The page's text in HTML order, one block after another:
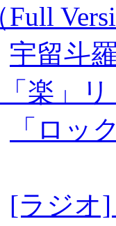
宇留斗
「楽」
「ロッ
[ラジオ